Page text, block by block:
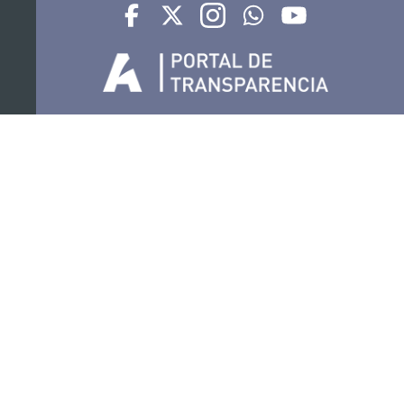
Ir a perfil de Auditorio de Tenerife en Facebook
Ir a perfil de Auditorio de Tenerife en
Ir a perfil de Auditorio de
Ir al Boletín Whatsapp